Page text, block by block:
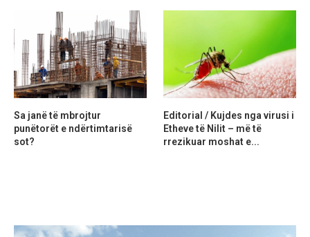
Sa janë të mbrojtur
punëtorët e ndërtimtarisë
sot?
Editorial / Kujdes nga virusi i
Etheve të Nilit – më të
rrezikuar moshat e...